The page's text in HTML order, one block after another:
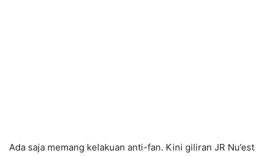
Ada saja memang kelakuan anti-fan. Kini giliran JR Nu’est